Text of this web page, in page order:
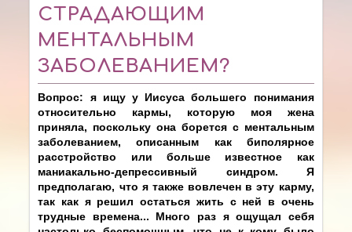
СТРАДАЮЩИМ
МЕНТАЛЬНЫМ
ЗАБОЛЕВАНИЕМ?
Вопрос: я ищу у Иисуса большего понимания
относительно кармы, которую моя жена
приняла, поскольку она борется с ментальным
заболеванием, описанным как биполярное
расстройство или больше известное как
маниакально-депрессивный синдром. Я
предполагаю, что я также вовлечен в эту карму,
так как я решил остаться жить с ней в очень
трудные времена... Много раз я ощущал себя